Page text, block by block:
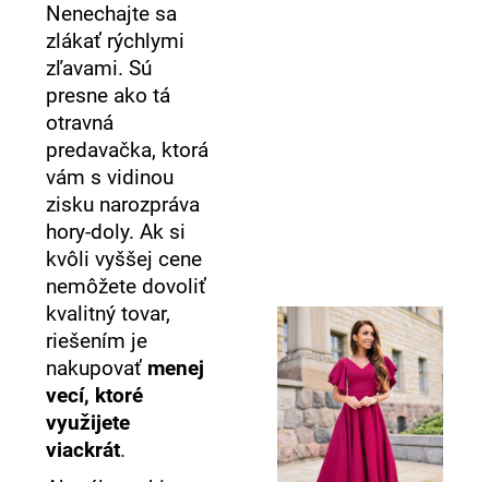
Nenechajte sa
zlákať rýchlymi
zľavami. Sú
presne ako tá
otravná
predavačka, ktorá
vám s vidinou
zisku narozpráva
hory-doly. Ak si
kvôli vyššej cene
nemôžete dovoliť
kvalitný tovar,
riešením je
nakupovať menej
vecí, ktoré
využijete
viackrát.